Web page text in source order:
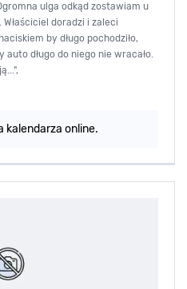
ulga odkąd zostawiam u
doradzi i zaleci
by długo pochodziło,
długo do niego nie wracało.
kalendarza online.